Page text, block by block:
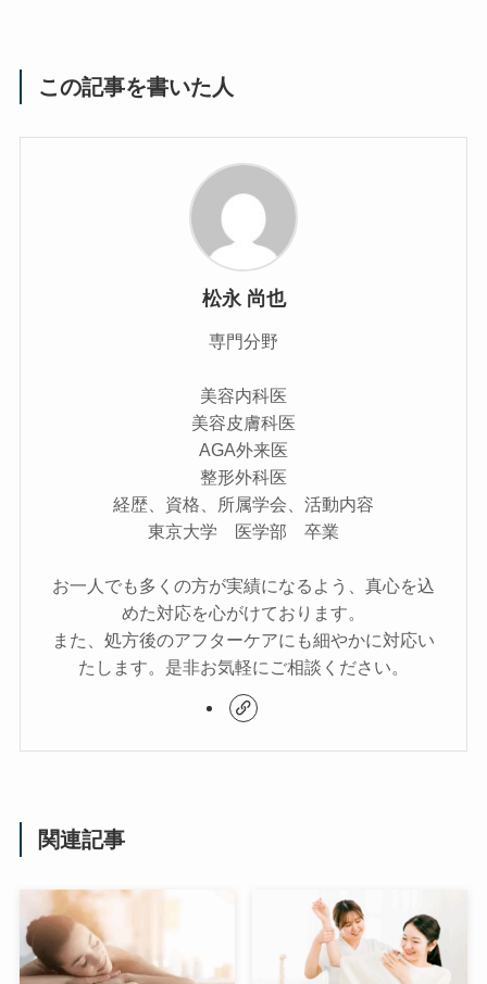
この記事を書いた人
松永 尚也
専門分野
美容内科医
美容皮膚科医
AGA外来医
整形外科医
経歴、資格、所属学会、活動内容
東京大学 医学部 卒業
お一人でも多くの方が実績になるよう、真心を込
めた対応を心がけております。
また、処方後のアフターケアにも細やかに対応い
たします。是非お気軽にご相談ください。
関連記事